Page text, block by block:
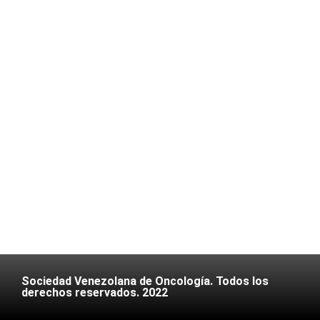
Sociedad Venezolana de Oncología. Todos los
derechos reservados. 2022